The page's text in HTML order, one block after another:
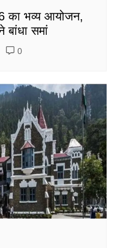
का भव्य आयोजन,
बांधा समां
0